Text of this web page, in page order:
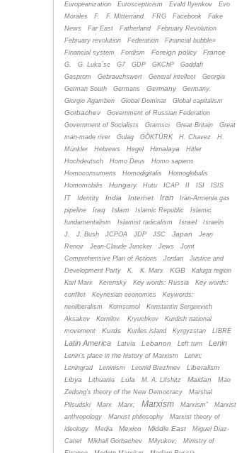
Europeanization
Euroscepticism Evald Ilyenkov
Evo
Morales
F. F. Mitterrand. FRG Facebook
Fake
News
Far East Fatherland
February Revolution
February revolution
Federation
Financial bubble»
Financial system
Fordism Foreign policy France
G. G. Luka´sc G7 GDP GKChP
Gaddafi
Gasprom
Gebrauchswert General intellect
Georgia
German South
Germans Germany
Germany.
Giorgio Agamben
Global Dominat Global capitalism
Gorbachev
Government of Russian Federation
Government of Socialists
Gramsci Great Britain
Great
man-made river
Gulag GÖKTÜRK H. Chavez
H.
Münkler
Hebrews Hegel Himalaya
Hitler
Hochdeutsch
Homo Deus
Homo sapiens
Homoconsumens
Homodigitalis
Homoglobalis
Homomobilis
Hungary Hutu ICAP II ISI
ISIS
IT
Identity India Internet Iran
Iran-Armenia gas
pipeline
Iraq Islam Islamic Republic
Islamic
fundamentalism
Islamist radicalism Israel
Israelis
J.
J. Bush JCPOA JDP JSC Japan
Jean
Renoir
Jean-Claude Juncker Jews
Joint
Comprehensive Plan of Actions
Jordan
Justice and
Development Party
K. K. Marx KGB
Kaluga region
Karl Marx
Kerensky Key words: Russia
Key words:
conflict
Keynesian economics
Keywords:
neoliberalism
Komsomol
Konstantin Sergeevich
Aksakov
Kornilov. Kryuchkov
Kurdish national
movement
Kurds Kuriles island Kyrgyzstan LIBRE
Latin America Latvia Lebanon Left turn Lenin
Lenin's place in the history of Marxism
Lenin;
Leningrad
Leninism Leonid Brezhnev
Liberalism
Libya
Lithuania Lula M. A. Lifshitz Maidan
Mao
Zedong's theory of the New Democracy
Marshal
Pilsudski
Marx Marx; Marxism Marxism”
Marxist
anthropology
Marxist philosophy
Marxist theory of
ideology
Media Mexico Middle East
Miguel Diaz-
Canel
Mikhail Gorbachev Milyukov;
Ministry of